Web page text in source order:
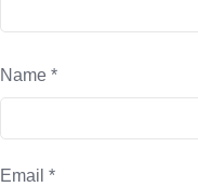
Name *
Email *